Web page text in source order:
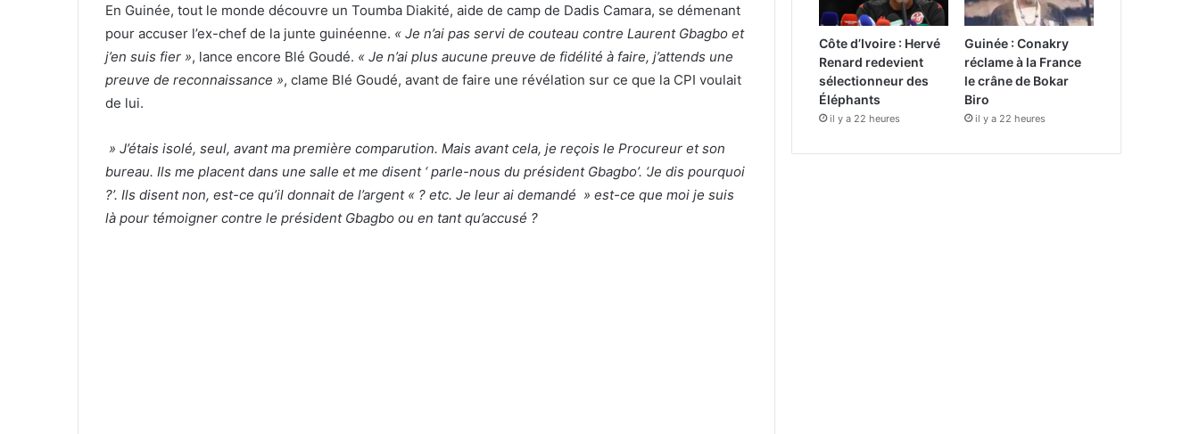
En Guinée, tout le monde découvre un Toumba Diakité, aide de camp de Dadis Camara, se démenant
pour accuser l’ex-chef de la junte guinéenne. « Je n’ai pas servi de couteau contre Laurent Gbagbo et
j’en suis fier », lance encore Blé Goudé. « Je n’ai plus aucune preuve de fidélité à faire, j’attends une
preuve de reconnaissance », clame Blé Goudé, avant de faire une révélation sur ce que la CPI voulait
de lui.
» J’étais isolé, seul, avant ma première comparution. Mais avant cela, je reçois le Procureur et son
bureau. Ils me placent dans une salle et me disent ‘ parle-nous du président Gbagbo’. ‘Je dis pourquoi
?’. Ils disent non, est-ce qu’il donnait de l’argent « ? etc. Je leur ai demandé » est-ce que moi je suis
là pour témoigner contre le président Gbagbo ou en tant qu’accusé ?
Côte d’Ivoire : Hervé
Renard redevient
sélectionneur des
Éléphants
il y a 22 heures
Guinée : Conakry
réclame à la France
le crâne de Bokar
Biro
il y a 22 heures